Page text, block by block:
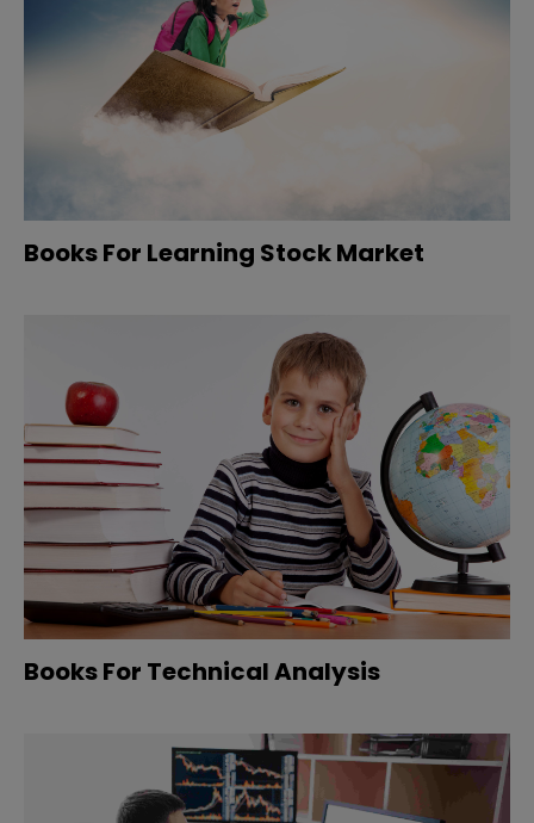
Books For Learning Stock Market
Books For Technical Analysis